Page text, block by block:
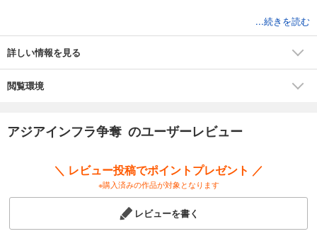
はじめに
アジアインフラ争奪
アジアのインフラ需要拡大で成長が期待される45社
・道路・橋 東西・南部経済回廊で物流改善
・鉄道 高速鉄道、都市鉄道 受注めぐり中国とツバぜり合い
・鉄道－受注獲得の戦い 鉄道輸出に弾みをつけるＪＲ参加
・空港 進む大規模化と民間開放 韓国勢らと激しい競争
・港湾 コンテナ急増に対応 運営にも続々参入
・発電プラント 原発、石炭火力、地熱で食い込む
・水事業 水道輸出の突破口はノウハウ提供
...続きを読む
詳しい情報を見る
閲覧環境
アジアインフラ争奪 のユーザーレビュー
＼ レビュー投稿でポイントプレゼント ／
※購入済みの作品が対象となります
レビューを書く